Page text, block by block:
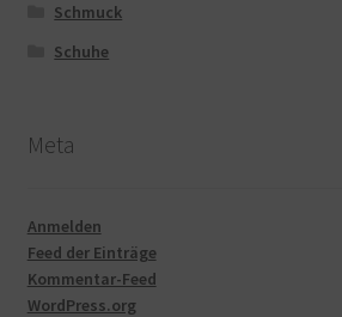
Schmuck
Schuhe
Meta
Anmelden
Feed der Einträge
Kommentar-Feed
WordPress.org